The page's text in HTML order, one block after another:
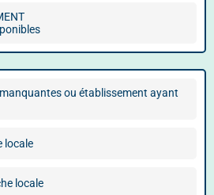
ou établissement ayant
locale
locale